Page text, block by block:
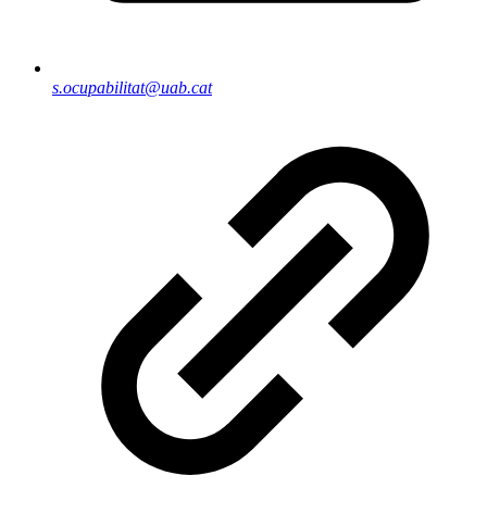
s.ocupabilitat@uab.cat